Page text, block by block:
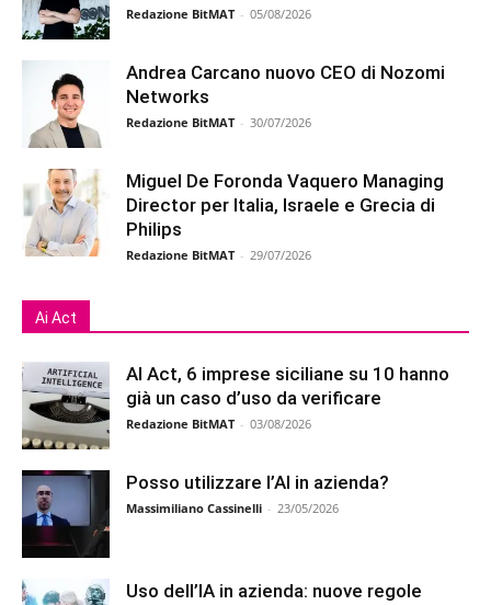
Redazione BitMAT - 05/08/2026
Andrea Carcano nuovo CEO di Nozomi
Networks
Redazione BitMAT - 30/07/2026
Miguel De Foronda Vaquero Managing
Director per Italia, Israele e Grecia di
Philips
Redazione BitMAT - 29/07/2026
Ai Act
AI Act, 6 imprese siciliane su 10 hanno
già un caso d’uso da verificare
Redazione BitMAT - 03/08/2026
Posso utilizzare l’AI in azienda?
Massimiliano Cassinelli - 23/05/2026
Uso dell’IA in azienda: nuove regole